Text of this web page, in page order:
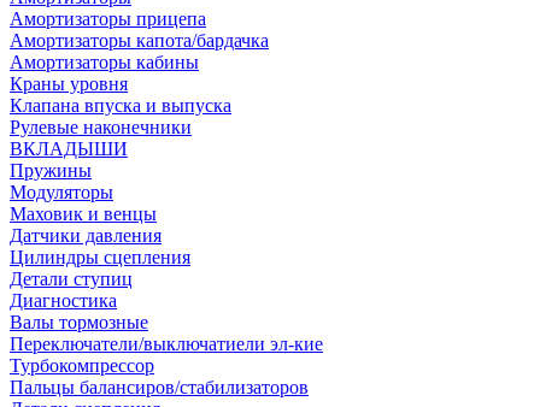
Амортизаторы прицепа
Амортизаторы капота/бардачка
Амортизаторы кабины
Краны уровня
Клапана впуска и выпуска
Рулевые наконечники
ВКЛАДЫШИ
Пружины
Модуляторы
Маховик и венцы
Датчики давления
Цилиндры сцепления
Детали ступиц
Диагностика
Валы тормозные
Переключатели/выключатиели эл-кие
Турбокомпрессор
Пальцы балансиров/стабилизаторов